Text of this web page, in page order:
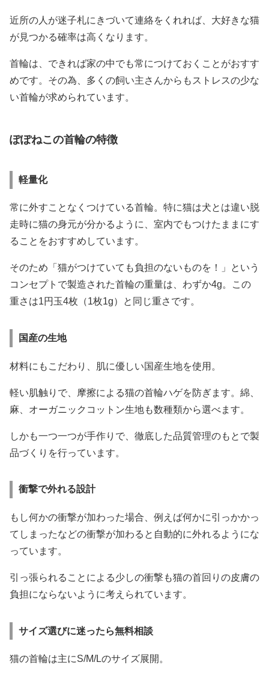
近所の人が迷子札にきづいて連絡をくれれば、大好きな猫
が見つかる確率は高くなります。
首輪は、できれば家の中でも常につけておくことがおすす
めです。その為、多くの飼い主さんからもストレスの少な
い首輪が求められています。
ぽぽねこの首輪の特徴
軽量化
常に外すことなくつけている首輪。特に猫は犬とは違い脱
走時に猫の身元が分かるように、室内でもつけたままにす
ることをおすすめしています。
そのため「猫がつけていても負担のないものを！」という
コンセプトで製造された首輪の重量は、わずか4g。この
重さは1円玉4枚（1枚1g）と同じ重さです。
国産の生地
材料にもこだわり、肌に優しい国産生地を使用。
軽い肌触りで、摩擦による猫の首輪ハゲを防ぎます。綿、
麻、オーガニックコットン生地も数種類から選べます。
しかも一つ一つが手作りで、徹底した品質管理のもとで製
品づくりを行っています。
衝撃で外れる設計
もし何かの衝撃が加わった場合、例えば何かに引っかかっ
てしまったなどの衝撃が加わると自動的に外れるようにな
っています。
引っ張られることによる少しの衝撃も猫の首回りの皮膚の
負担にならないように考えられています。
サイズ選びに迷ったら無料相談
猫の首輪は主にS/M/Lのサイズ展開。